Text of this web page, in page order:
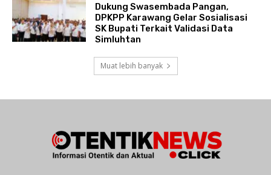
Dukung Swasembada Pangan,
DPKPP Karawang Gelar Sosialisasi
SK Bupati Terkait Validasi Data
Simluhtan
Muat lebih banyak